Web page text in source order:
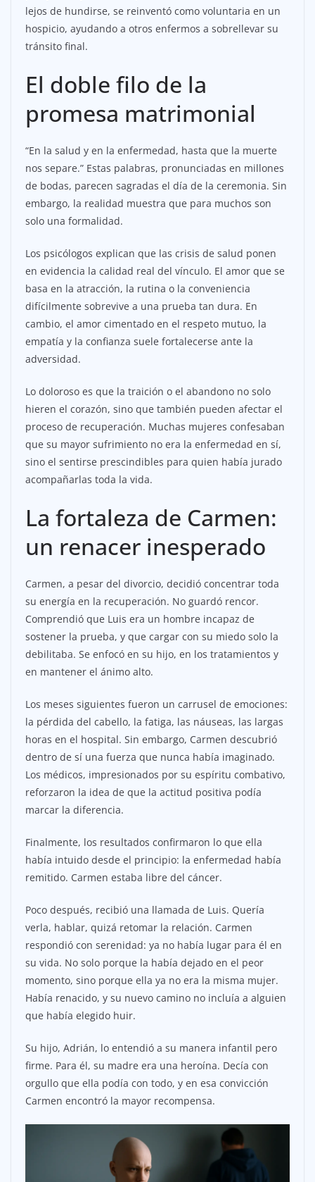
lejos de hundirse, se reinventó como voluntaria en un
hospicio, ayudando a otros enfermos a sobrellevar su
tránsito final.
El doble filo de la
promesa matrimonial
“En la salud y en la enfermedad, hasta que la muerte
nos separe.” Estas palabras, pronunciadas en millones
de bodas, parecen sagradas el día de la ceremonia. Sin
embargo, la realidad muestra que para muchos son
solo una formalidad.
Los psicólogos explican que las crisis de salud ponen
en evidencia la calidad real del vínculo. El amor que se
basa en la atracción, la rutina o la conveniencia
difícilmente sobrevive a una prueba tan dura. En
cambio, el amor cimentado en el respeto mutuo, la
empatía y la confianza suele fortalecerse ante la
adversidad.
Lo doloroso es que la traición o el abandono no solo
hieren el corazón, sino que también pueden afectar el
proceso de recuperación. Muchas mujeres confesaban
que su mayor sufrimiento no era la enfermedad en sí,
sino el sentirse prescindibles para quien había jurado
acompañarlas toda la vida.
La fortaleza de Carmen:
un renacer inesperado
Carmen, a pesar del divorcio, decidió concentrar toda
su energía en la recuperación. No guardó rencor.
Comprendió que Luis era un hombre incapaz de
sostener la prueba, y que cargar con su miedo solo la
debilitaba. Se enfocó en su hijo, en los tratamientos y
en mantener el ánimo alto.
Los meses siguientes fueron un carrusel de emociones:
la pérdida del cabello, la fatiga, las náuseas, las largas
horas en el hospital. Sin embargo, Carmen descubrió
dentro de sí una fuerza que nunca había imaginado.
Los médicos, impresionados por su espíritu combativo,
reforzaron la idea de que la actitud positiva podía
marcar la diferencia.
Finalmente, los resultados confirmaron lo que ella
había intuido desde el principio: la enfermedad había
remitido. Carmen estaba libre del cáncer.
Poco después, recibió una llamada de Luis. Quería
verla, hablar, quizá retomar la relación. Carmen
respondió con serenidad: ya no había lugar para él en
su vida. No solo porque la había dejado en el peor
momento, sino porque ella ya no era la misma mujer.
Había renacido, y su nuevo camino no incluía a alguien
que había elegido huir.
Su hijo, Adrián, lo entendió a su manera infantil pero
firme. Para él, su madre era una heroína. Decía con
orgullo que ella podía con todo, y en esa convicción
Carmen encontró la mayor recompensa.